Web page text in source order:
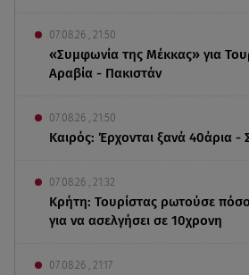
07.08.26 , 21:50
«Συμφωνία της Μέκκας» για
Αραβία - Πακιστάν
07.08.26 , 21:50
Καιρός: Έρχονται ξανά 40άρια -
07.08.26 , 21:32
Κρήτη: Τουρίστας ρωτούσε
για να ασελγήσει σε 10χρονη
07.08.26 , 21:17